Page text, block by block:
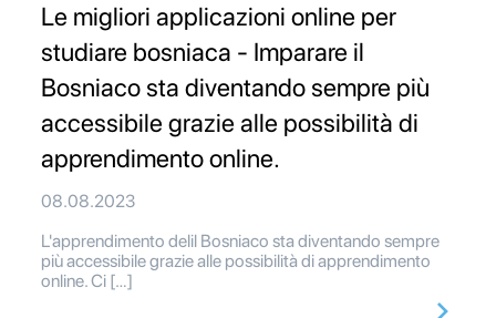
Le migliori applicazioni online per
studiare bosniaca - Imparare il
Bosniaco sta diventando sempre più
accessibile grazie alle possibilità di
apprendimento online.
08.08.2023
L'apprendimento delil Bosniaco sta diventando sempre
più accessibile grazie alle possibilità di apprendimento
online. Ci […]